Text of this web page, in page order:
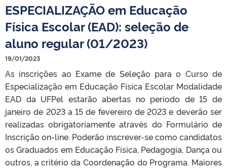
ESPECIALIZAÇÃO em Educação
Física Escolar (EAD): seleção de
aluno regular (01/2023)
19/01/2023
As inscrições ao Exame de Seleção para o Curso de
Especialização em Educação Física Escolar Modalidade
EAD da UFPel estarão abertas no período de 15 de
janeiro de 2023 a 15 de fevereiro de 2023 e deverão ser
realizadas obrigatoriamente através do Formulário de
Inscrição on-line. Poderão inscrever-se como candidatos
os Graduados em Educação Física, Pedagogia, Dança ou
outros, a critério da Coordenação do Programa. Maiores